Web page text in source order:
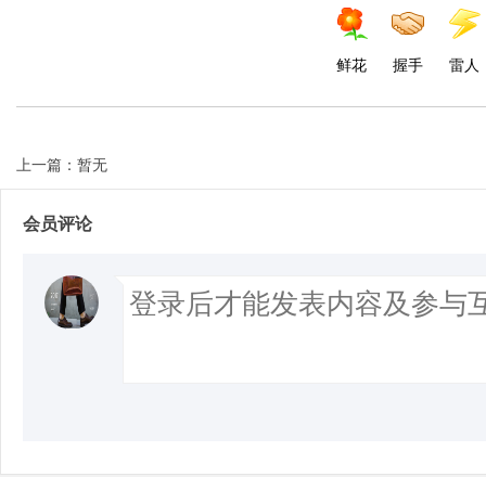
鲜花 握手 雷人
上一篇：暂无
会员评论